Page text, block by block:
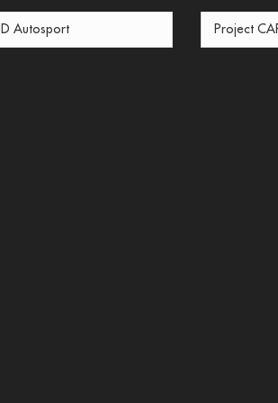
Autosport Project